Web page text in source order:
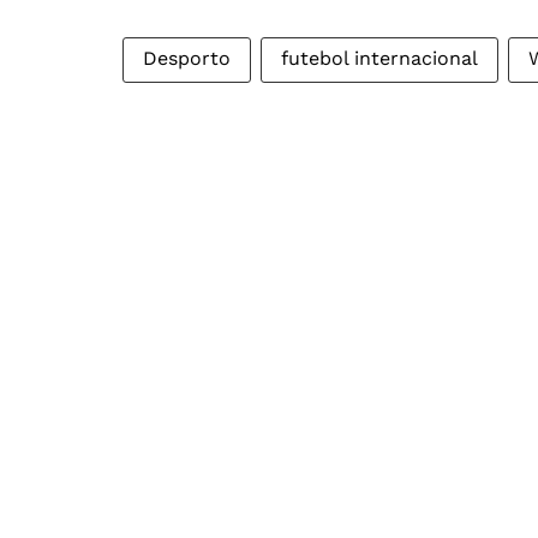
Desporto futebol internacional